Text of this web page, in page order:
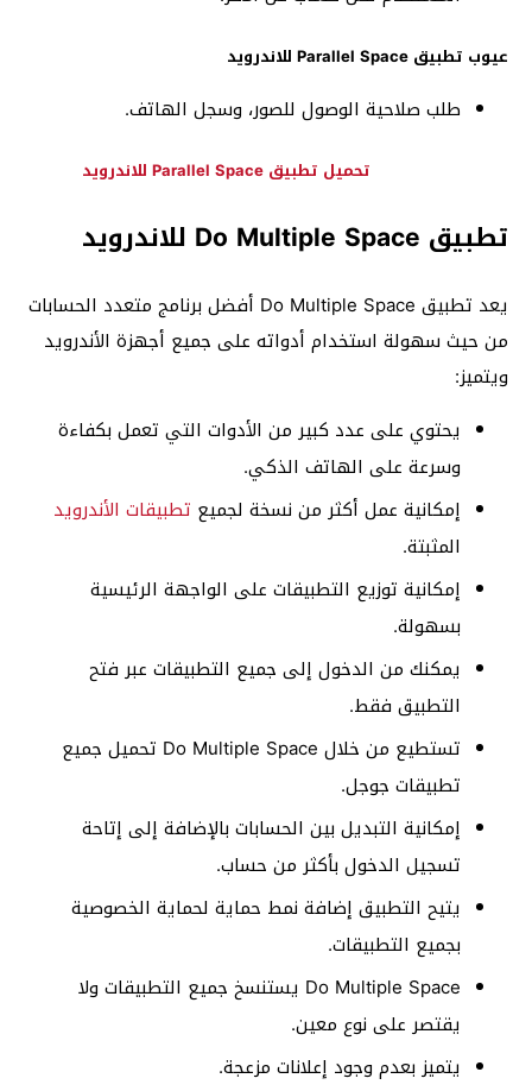
عيوب تطبيق Parallel Space للاندرويد
طلب صلاحية الوصول للصور، وسجل الهاتف.
تحميل تطبيق Parallel Space للاندرويد
تطبيق Do Multiple Space للاندرويد
يعد تطبيق Do Multiple Space أفضل برنامج متعدد الحسابات
من حيث سهولة استخدام أدواته على جميع أجهزة الأندرويد
ويتميز:
يحتوي على عدد كبير من الأدوات التي تعمل بكفاءة
وسرعة على الهاتف الذكي.
إمكانية عمل أكثر من نسخة لجميع تطبيقات الأندرويد
المثبتة.
إمكانية توزيع التطبيقات على الواجهة الرئيسية
بسهولة.
يمكنك من الدخول إلى جميع التطبيقات عبر فتح
التطبيق فقط.
تستطيع من خلال Do Multiple Space تحميل جميع
تطبيقات جوجل.
إمكانية التبديل بين الحسابات بالإضافة إلى إتاحة
تسجيل الدخول بأكثر من حساب.
يتيح التطبيق إضافة نمط حماية لحماية الخصوصية
بجميع التطبيقات.
Do Multiple Space يستنسخ جميع التطبيقات ولا
يقتصر على نوع معين.
يتميز بعدم وجود إعلانات مزعجة.